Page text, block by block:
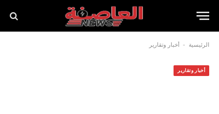
الرئيسية - أخبار وتقارير
أخبار وتقارير